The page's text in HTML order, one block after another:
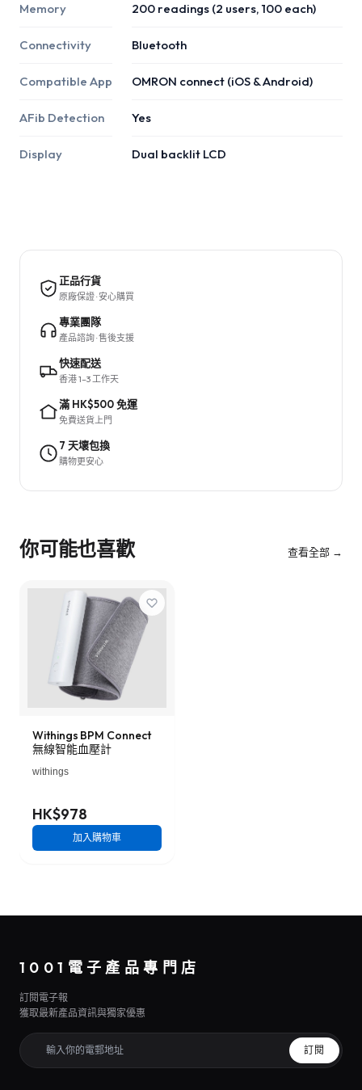
Memory 200 readings (2 users, 100 each)
Connectivity Bluetooth
Compatible App OMRON connect (iOS & Android)
AFib Detection Yes
Display Dual backlit LCD
正品行貨
原廠保證 · 安心購買
專業團隊
產品諮詢 · 售後支援
快速配送
香港 1–3 工作天
滿 HK$500 免運
免費送貨上門
7 天壞包換
購物更安心
你可能也喜歡 查看全部 →
Withings BPM Connect
無線智能血壓計
withings
HK$978
加入購物車
1001電子產品專門店
訂閱電子報
獲取最新產品資訊與獨家優惠
訂閱